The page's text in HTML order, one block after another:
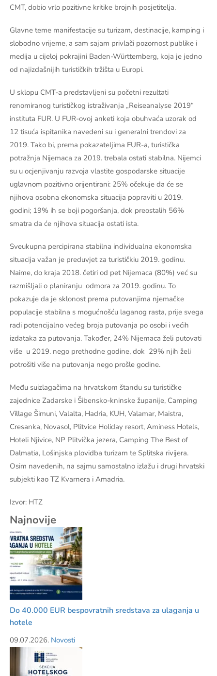
CMT, dobio vrlo pozitivne kritike brojnih posjetitelja.
Glavne teme manifestacije su turizam, destinacije, kamping i
slobodno vrijeme, a sam sajam privlači pozornost publike i
medija u cijeloj pokrajini Baden-Württemberg, koja je jedno
od najizdašnijih turističkih tržišta u Europi.
U sklopu CMT-a predstavljeni su početni rezultati
renomiranog turističkog istraživanja „Reiseanalyse 2019“
instituta FUR. U FUR-ovoj anketi koja obuhvaća uzorak od
12 tisuća ispitanika navedeni su i generalni trendovi za
2019. Tako bi, prema pokazateljima FUR-a, turistička
potražnja Nijemaca za 2019. trebala ostati stabilna. Nijemci
su u ocjenjivanju razvoja vlastite gospodarske situacije
uglavnom pozitivno orijentirani: 25% očekuje da će se
njihova osobna ekonomska situacija popraviti u 2019.
godini; 19% ih se boji pogoršanja, dok preostalih 56%
smatra da će njihova situacija ostati ista.
Sveukupna percipirana stabilna individualna ekonomska
situacija važan je preduvjet za turističkiu 2019. godinu.
Naime, do kraja 2018. četiri od pet Nijemaca (80%) već su
razmišljali o planiranju odmora za 2019. godinu. To
pokazuje da je sklonost prema putovanjima njemačke
populacije stabilna s mogućnošću laganog rasta, prije svega
radi potencijalno većeg broja putovanja po osobi i većih
izdataka za putovanja. Također, 24% Nijemaca želi putovati
više u 2019. nego prethodne godine, dok 29% njih želi
potrošiti više na putovanja nego prošle godine.
Među suizlagačima na hrvatskom štandu su turističke
zajednice Zadarske i Šibensko-kninske županije, Camping
Village Šimuni, Valalta, Hadria, KUH, Valamar, Maistra,
Cresanka, Novasol, Plitvice Holiday resort, Aminess Hotels,
Hoteli Njivice, NP Plitvička jezera, Camping The Best of
Dalmatia, Lošinjska plovidba turizam te Splitska rivijera.
Osim navedenih, na sajmu samostalno izlažu i drugi hrvatski
subjekti kao TZ Kvarnera i Amadria.
Izvor: HTZ
Najnovije
Do 40.000 EUR bespovratnih sredstava za ulaganja u
hotele
09.07.2026. Novosti